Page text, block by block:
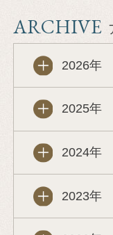
ARCHIVE
2026年
2025年
2024年
2023年